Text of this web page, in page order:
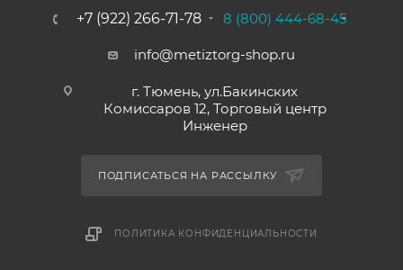
+7 (922) 266-71-78 8 (800) 444-68-45
info@metiztorg-shop.ru
г. Тюмень, ул.Бакинских
Комиссаров 12, Торговый центр
Инженер
ПОДПИСАТЬСЯ НА РАССЫЛКУ
ПОЛИТИКА КОНФИДЕНЦИАЛЬНОСТИ